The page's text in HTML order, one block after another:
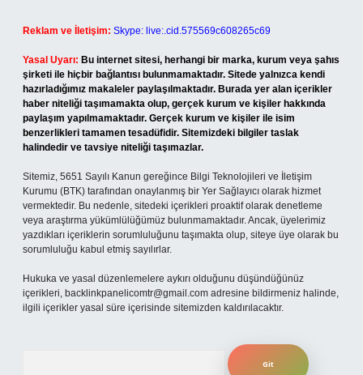
Reklam ve İletişim: Skype: live:.cid.575569c608265c69
Yasal Uyarı: Bu internet sitesi, herhangi bir marka, kurum veya şahıs
şirketi ile hiçbir bağlantısı bulunmamaktadır. Sitede yalnızca kendi
hazırladığımız makaleler paylaşılmaktadır. Burada yer alan içerikler
haber niteliği taşımamakta olup, gerçek kurum ve kişiler hakkında
paylaşım yapılmamaktadır. Gerçek kurum ve kişiler ile isim
benzerlikleri tamamen tesadüfidir. Sitemizdeki bilgiler taslak
halindedir ve tavsiye niteliği taşımazlar.
Sitemiz, 5651 Sayılı Kanun gereğince Bilgi Teknolojileri ve İletişim
Kurumu (BTK) tarafından onaylanmış bir Yer Sağlayıcı olarak hizmet
vermektedir. Bu nedenle, sitedeki içerikleri proaktif olarak denetleme
veya araştırma yükümlülüğümüz bulunmamaktadır. Ancak, üyelerimiz
yazdıkları içeriklerin sorumluluğunu taşımakta olup, siteye üye olarak bu
sorumluluğu kabul etmiş sayılırlar.
Hukuka ve yasal düzenlemelere aykırı olduğunu düşündüğünüz
içerikleri, backlinkpanelicomtr@gmail.com adresine bildirmeniz halinde,
ilgili içerikler yasal süre içerisinde sitemizden kaldırılacaktır.